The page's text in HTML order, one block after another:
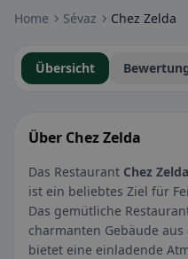
Home Sévaz Chez Zelda
Übersicht
Über Chez Zelda
Das Restaurant Chez Zelda
ist ein beliebtes Ziel für
Das gemütliche
charmanten Gebäude
bietet eine einladende